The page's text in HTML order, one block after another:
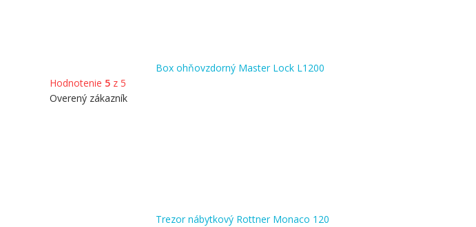
Box ohňovzdorný Master Lock L1200
Hodnotenie 5 z 5
Overený zákazník
Trezor nábytkový Rottner Monaco 120